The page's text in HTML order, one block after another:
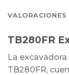
VALORACIONES
TB280FR
La
TB280FR,